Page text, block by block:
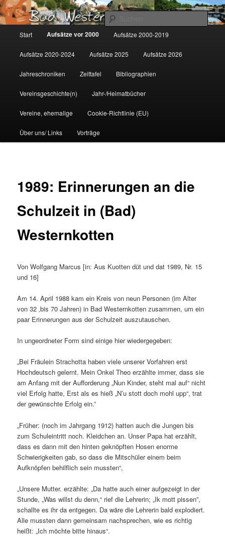
Zum
primären
Inhalt
springen
Gemeinsam für Bad Westernkotten
Start Aufsätze vor 2000 Aufsätze 2000-2019
Aufsätze 2020-2024 Aufsätze 2025 Aufsätze 2026
Jahreschroniken Zeittafel Bibliographien
Vereinsgeschichte(n) Jahr-/Heimatbücher
Vereine, ehemalige Cookie-Richtlinie (EU)
Über uns/ Links Vorträge
1989: Erinnerungen an die
Schulzeit in (Bad)
Westernkotten
Von Wolfgang Marcus [in: Aus Kuotten düt und dat 1989, Nr. 15
und 16]
Am 14. April 1988 kam ein Kreis von neun Personen (im Alter
von 32 ‚bis 70 Jahren) in Bad Westernkotten zusammen, um ein
paar Erinnerungen aus der Schulzeit auszutauschen.
In ungeordneter Form sind einige hier wiedergegeben:
„Bei Fräulein Strachotta haben viele unserer Vorfahren erst
Hochdeutsch gelernt. Mein Onkel Theo erzählte immer, dass sie
am Anfang mit der Aufforderung „Nun Kinder, steht mal auf“ nicht
viel Erfolg hatte, Erst als es hieß „N’u stott doch mohl upp“, trat
der gewünschte Erfolg ein.”
„Früher: (noch im Jahrgang 1912) hatten auch die Jungen bis
zum Schuleintritt noch. Kleidchen an. Unser Papa hat erzählt,
dass es dann mit den hinten geknöpften Hosen enorme
Schwierigkeiten gab, so dass die Mitschüler einem beim
Aufknöpfen behilflich sein mussten“,
„Unsere Mutter. erzählte: „Da hatte auch einer aufgezeigt in der
Stunde, „Was willst du denn,“ rief die Lehrerin; „Ik mott pissen”,
schallte es ihr da entgegen. Da wäre die Lehrerin bald explodiert.
Alle mussten dann gemeinsam nachsprechen, wie es richtig
heißt: „Ich möchte bitte hinaus“.